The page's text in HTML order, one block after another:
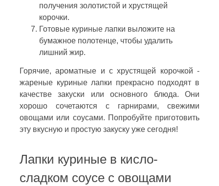
получения золотистой и хрустящей
корочки.
Готовые куриные лапки выложите на
бумажное полотенце, чтобы удалить
лишний жир.
Горячие, ароматные и с хрустящей корочкой -
жареные куриные лапки прекрасно подходят в
качестве закуски или основного блюда. Они
хорошо сочетаются с гарнирами, свежими
овощами или соусами. Попробуйте приготовить
эту вкусную и простую закуску уже сегодня!
Лапки куриные в кисло-
сладком соусе с овощами